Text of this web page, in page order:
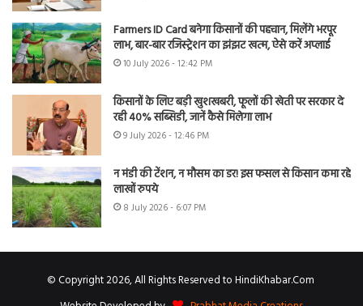
Farmers ID Card बनेगा किसानों की पहचान, मिलेंगे भरपूर
लाभ, बार-बार रजिस्ट्रेशन का झंझट खत्म, ऐसे करें अप्लाई
10 July 2026 - 12:42 PM
किसानों के लिए बड़ी खुशखबरी, फूलों की खेती पर सरकार दे
रही 40% सब्सिडी, जानें कैसे मिलेगा लाभ
9 July 2026 - 12:46 PM
न मंडी की टेंशन, न मौसम का डर! इस फसल से किसान कमा रहे
लाखों रुपये
8 July 2026 - 6:07 PM
© Copyright 2026, All Rights Reserved to HindiKhabar.Com